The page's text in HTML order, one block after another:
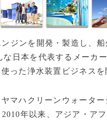
ジンを開発・製造し、
な日本を代表するメーカ
った浄水装置ビジネスを
マハクリーンウォーター
年以来、アジア・ア